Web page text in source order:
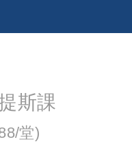
斯課
堂)